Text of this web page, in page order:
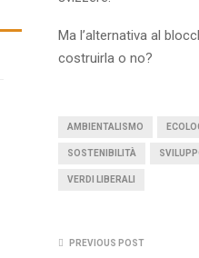
Ma l’alternativa al
costruirla o no?
AMBIENTALISMO
SOSTENIBILITÀ
VERDI LIBERALI
PREVIOUS POST